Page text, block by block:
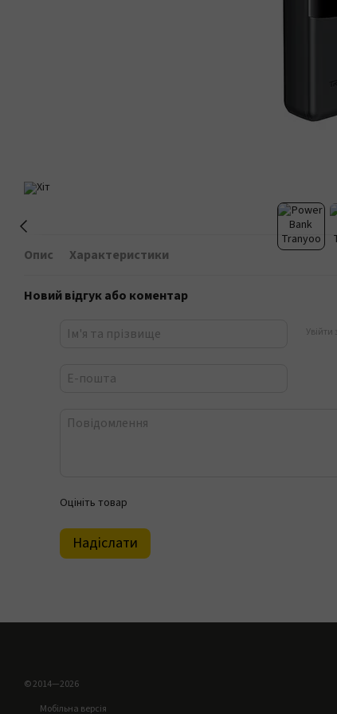
Опис Характеристики
Новий відгук або коментар
Оцініть товар
Надіслати
© 2014—2026
Мобільна версія